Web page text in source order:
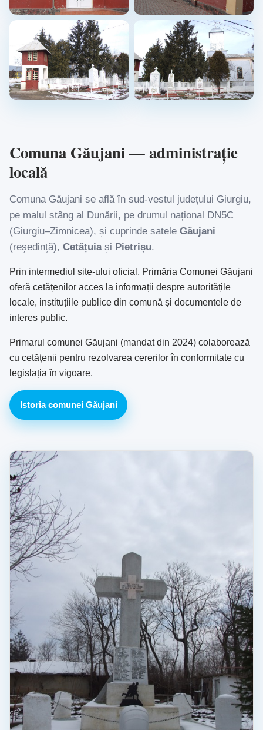
Comuna Găujani — administrație
locală
Comuna Găujani se află în sud-vestul județului Giurgiu,
pe malul stâng al Dunării, pe drumul național DN5C
(Giurgiu–Zimnicea), și cuprinde satele Găujani
(reședință), Cetățuiași Pietrișu.
Prin intermediul site-ului oficial, Primăria Comunei Găujani
oferă cetățenilor acces la informații despre autoritățile
locale, instituțiile publice din comună și documentele de
interes public.
Primarul comunei Găujani (mandat din 2024) colaborează
cu cetățenii pentru rezolvarea cererilor în conformitate cu
legislația în vigoare.
Istoria comunei Găujani